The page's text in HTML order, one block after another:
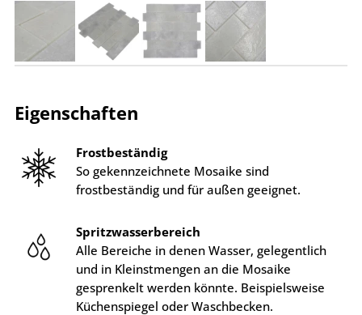
Eigenschaften
Frostbeständig
So gekennzeichnete Mosaike sind
frostbeständig und für außen geeignet.
Spritzwasserbereich
Alle Bereiche in denen Wasser, gelegentlich
und in Kleinstmengen an die Mosaike
gesprenkelt werden könnte. Beispielsweise
Küchenspiegel oder Waschbecken.